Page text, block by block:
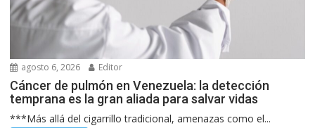
agosto 6, 2026 Editor
Cáncer de pulmón en Venezuela: la detección
temprana es la gran aliada para salvar vidas
***Más allá del cigarrillo tradicional, amenazas como el...